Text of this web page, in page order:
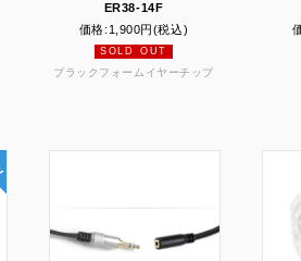
ER38-14F
価格: 1,900円(税込)
SOLD OUT
ブラックフォームイヤーチップ